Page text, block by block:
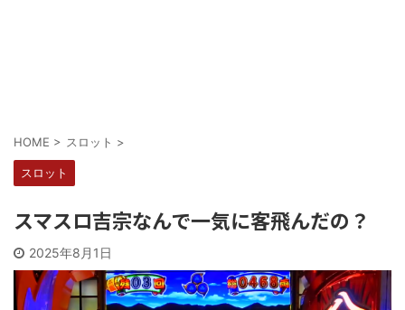
HOME > スロット >
スロット
スマスロ吉宗なんで一気に客飛んだの？
2025年8月1日